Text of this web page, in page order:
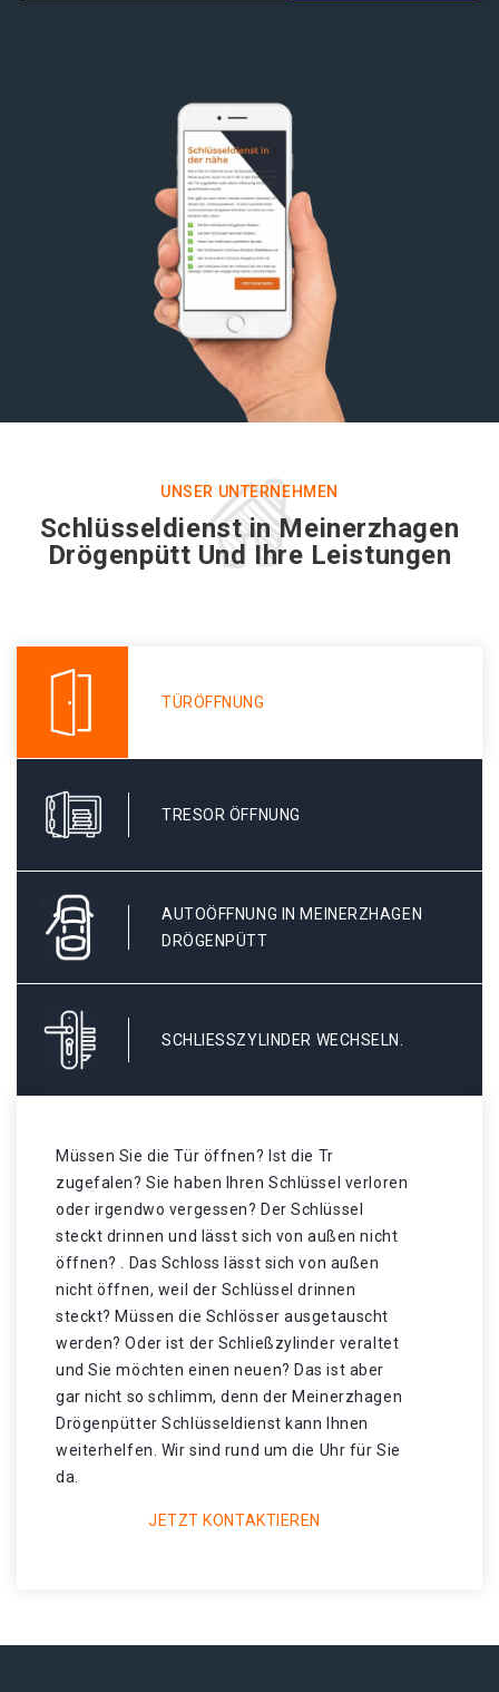
UNSER UNTERNEHMEN
Schlüsseldienst in Meinerzhagen
Drögenpütt Und Ihre Leistungen
TÜRÖFFNUNG
TRESOR ÖFFNUNG
AUTOÖFFNUNG IN MEINERZHAGEN
DRÖGENPÜTT
SCHLIESSZYLINDER WECHSELN.
Müssen Sie die Tür öffnen? Ist die Tr
zugefalen? Sie haben Ihren Schlüssel verloren
oder irgendwo vergessen? Der Schlüssel
steckt drinnen und lässt sich von außen nicht
öffnen? . Das Schloss lässt sich von außen
nicht öffnen, weil der Schlüssel drinnen
steckt? Müssen die Schlösser ausgetauscht
werden? Oder ist der Schließzylinder veraltet
und Sie möchten einen neuen? Das ist aber
gar nicht so schlimm, denn der Meinerzhagen
Drögenpütter Schlüsseldienst kann Ihnen
weiterhelfen. Wir sind rund um die Uhr für Sie
da.
JETZT KONTAKTIEREN